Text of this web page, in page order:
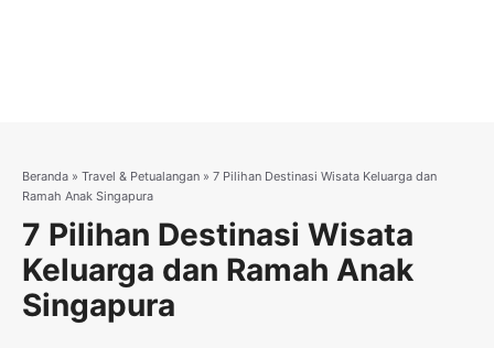
Beranda » Travel & Petualangan » 7 Pilihan Destinasi Wisata Keluarga dan
Ramah Anak Singapura
7 Pilihan Destinasi Wisata
Keluarga dan Ramah Anak
Singapura